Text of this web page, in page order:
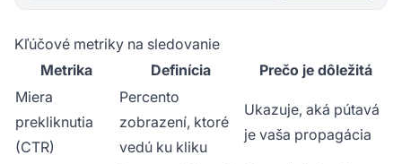
Kľúčové metriky na sledovanie
Metrika
Definícia
Prečo je dôležitá
Miera
prekliknutia
(CTR)
Percento
zobrazení, ktoré
vedú ku kliku
Ukazuje, aká pútavá
je vaša propagácia